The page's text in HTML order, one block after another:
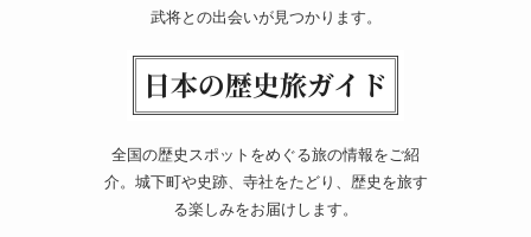
武将との出会いが見つかります。
全国の歴史スポットをめぐる旅の情報をご紹
介。城下町や史跡、寺社をたどり、歴史を旅す
る楽しみをお届けします。